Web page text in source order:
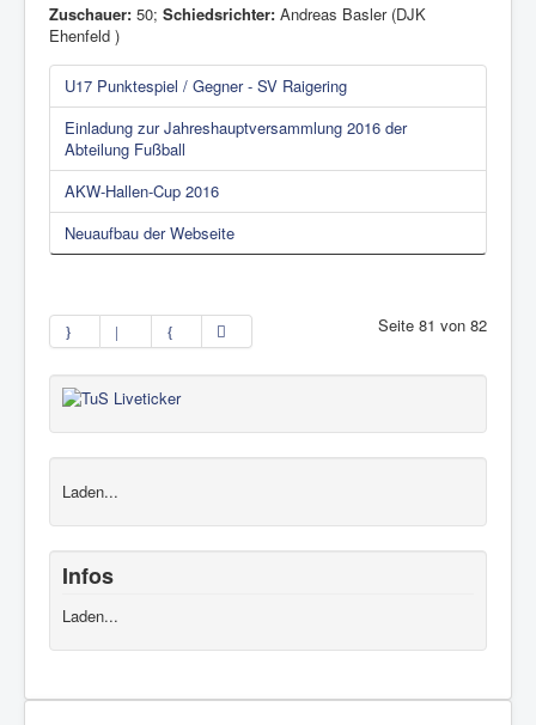
Zuschauer: 50; Schiedsrichter: Andreas Basler (DJK
Ehenfeld )
U17 Punktespiel / Gegner - SV Raigering
Einladung zur Jahreshauptversammlung 2016 der
Abteilung Fußball
AKW-Hallen-Cup 2016
Neuaufbau der Webseite
Seite 81 von 82
Laden...
Infos
Laden...